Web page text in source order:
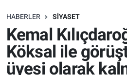
HABERLER SIYASET
Kemal
Köksal ile
üyesi olarak
SAĞLIK
EKONOMİ
EĞİTİM